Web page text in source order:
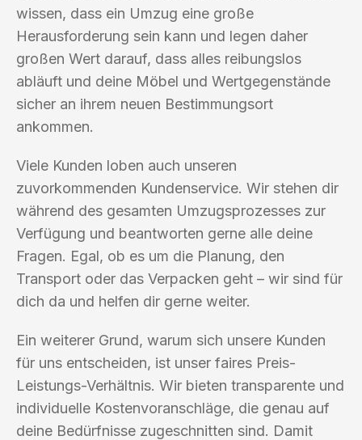
wissen, dass ein Umzug eine große
Herausforderung sein kann und legen daher
großen Wert darauf, dass alles reibungslos
abläuft und deine Möbel und Wertgegenstände
sicher an ihrem neuen Bestimmungsort
ankommen.
Viele Kunden loben auch unseren
zuvorkommenden Kundenservice. Wir stehen dir
während des gesamten Umzugsprozesses zur
Verfügung und beantworten gerne alle deine
Fragen. Egal, ob es um die Planung, den
Transport oder das Verpacken geht – wir sind für
dich da und helfen dir gerne weiter.
Ein weiterer Grund, warum sich unsere Kunden
für uns entscheiden, ist unser faires Preis-
Leistungs-Verhältnis. Wir bieten transparente und
individuelle Kostenvoranschläge, die genau auf
deine Bedürfnisse zugeschnitten sind. Damit